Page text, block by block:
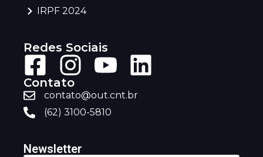
IRPF 2024
Redes Sociais
Contato
contato@out.cnt.br
(62) 3100-5810
Newsletter